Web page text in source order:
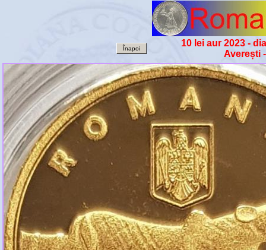
Înapoi
10 lei aur 2023 -
Averești